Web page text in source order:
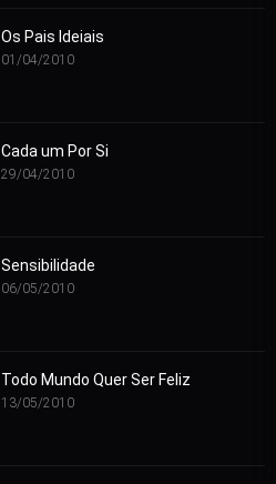
Os Pais Ideiais
01/04/2010
Cada um Por Si
29/04/2010
Sensibilidade
06/05/2010
Todo Mundo Quer Ser Feliz
13/05/2010